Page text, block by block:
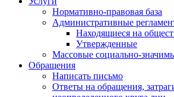
Нормативно-правовая база
Административные
Находящиеся на
Утвержденные
Массовые социально-
Обращения
Написать письмо
Ответы на обращения,